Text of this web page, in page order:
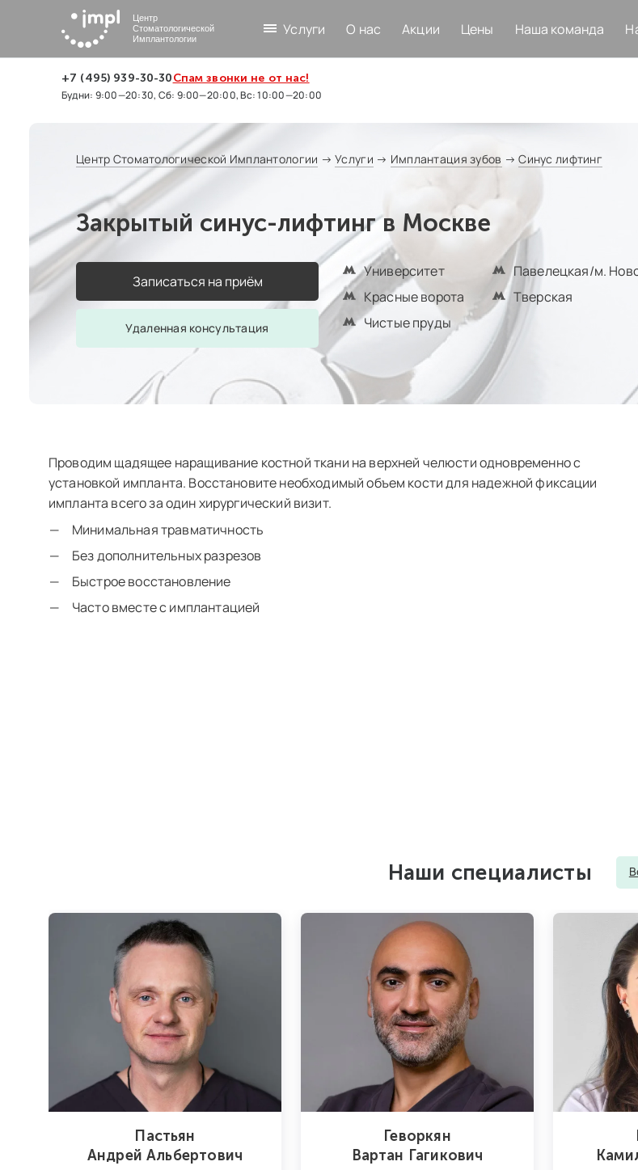
Центр
Стоматологической
Имплантологии
Услуги О нас Акции Цены Наша команда
+7 (495) 939-30-30Спам звонки не от нас!
Будни: 9:00—20:30, Сб: 9:00—20:00, Вс: 10:00—20:00
Центр Стоматологической Имплантологии →Услуги → Имплантация зубов →Синус лифтинг
Закрытый синус-лифтинг в Москве
Записаться на приём
Удаленная консультация
Университет
Красные ворота
Чистые пруды
Павелецкая/м.
Тверская
Проводим щадящее наращивание костной ткани на верхней челюсти одновременно с
установкой импланта. Восстановите необходимый объем кости для надежной фиксации
импланта всего за один хирургический визит.
Минимальная травматичность
Без дополнительных разрезов
Быстрое восстановление
Часто вместе с имплантацией
Наши специалисты
Пастьян
Андрей Альбертович
Геворкян
Вартан Гагикович